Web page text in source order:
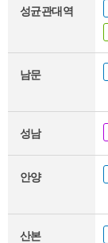
성균관대역
남문
성남
안양
산본